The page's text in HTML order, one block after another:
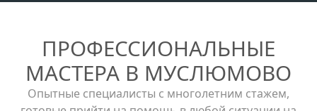
ПРОФЕССИОНАЛЬНЫЕ
МАСТЕРА В МУСЛЮМОВО
Опытные специалисты с многолетним стажем,